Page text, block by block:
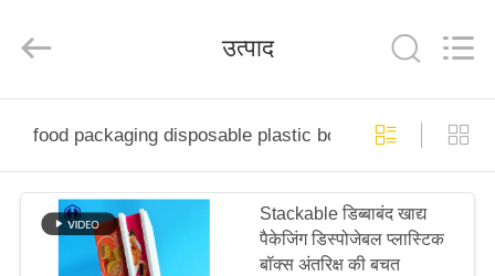
उत्पाद
Products
Co.,Ltd..
Reserved.
उत्पाद
food packaging disposable plastic box
Stackable डिब्बाबंद खाद्य
पैकेजिंग डिस्पोजेबल प्लास्टिक
बॉक्स अंतरिक्ष की बचत